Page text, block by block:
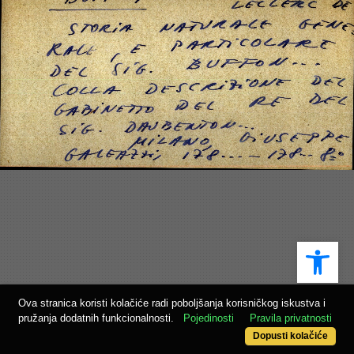
Ova stranica koristi kolačiće radi poboljšanja korisničkog iskustva i
pružanja dodatnih funkcionalnosti.
Pojedinosti Pravila privatnosti
Dopusti kolačiće